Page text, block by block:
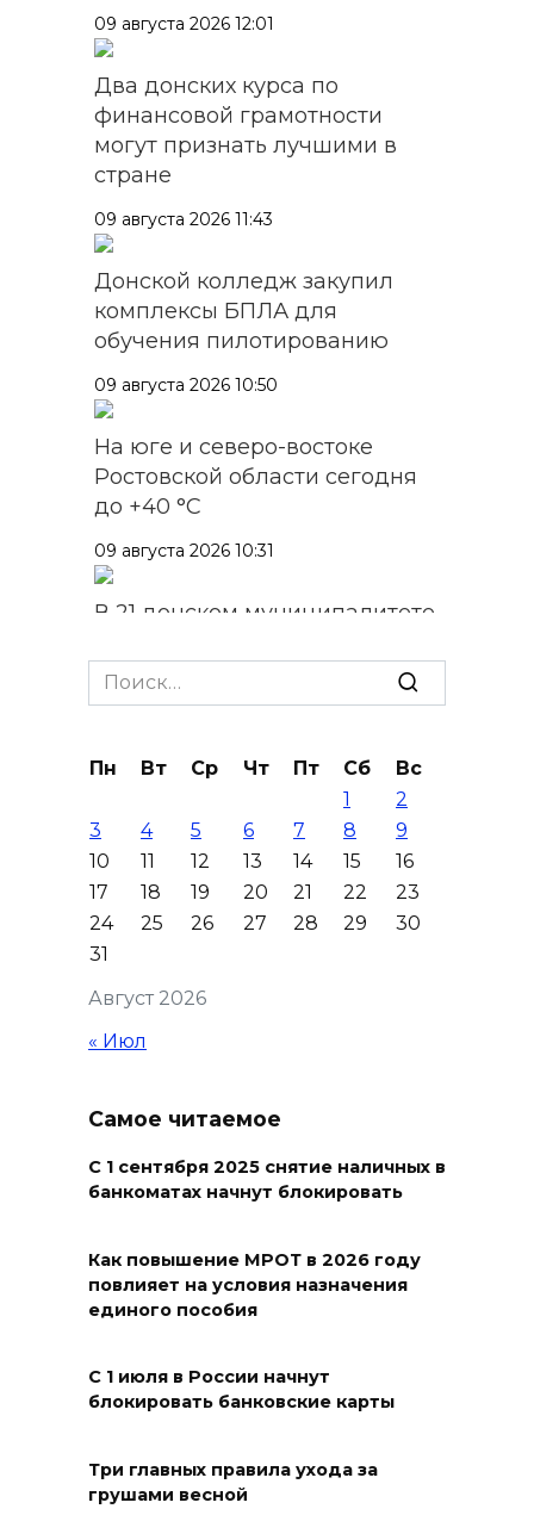
09 августа 2026 12:01
Два донских курса по
финансовой грамотности
могут признать лучшими в
стране
09 августа 2026 11:43
Донской колледж закупил
комплексы БПЛА для
обучения пилотированию
09 августа 2026 10:50
На юге и северо-востоке
Ростовской области сегодня
до +40 °C
09 августа 2026 10:31
В 21 донском муниципалитете
жара
Ураган не обещают: сегодня в
09 августа 2026 07:01
Горел сухостой: в Ростовской
области сбили 30 БПЛА
08 августа 2026 23:10
Пусть съест ребенок капусту,
приметы на 9 августа
предупреждать об угрозе
БПЛА по радио
На Дону обсудили вопросы
медицинской помощи с
участием федеральных
Search
for:
Август 2026
Пн Вт Ср Чт Пт Сб
Вс
1
2
3
4 5 6 7 8
9
10
11 12 13 14 15
16
17
18 19 20 21 22
23
24
25 26 27 28 29
30
31
« Июл
Самое читаемое
С 1 сентября 2025 снятие наличных в
банкоматах начнут блокировать
Как повышение МРОТ в 2026 году
повлияет на условия назначения
единого пособия
С 1 июля в России начнут
блокировать банковские карты
Три главных правила ухода за
грушами весной